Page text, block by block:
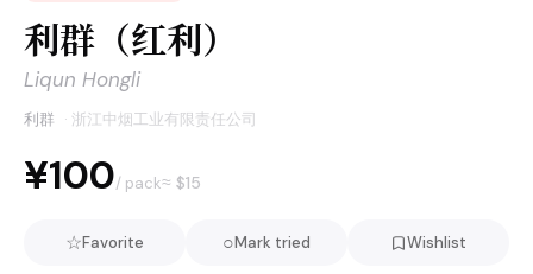
利群（红利）
Liqun Hongli
利群 · 浙江中烟工业有限责任公司
¥100/ pack≈ $15
☆Favorite ○Mark tried Wishlist